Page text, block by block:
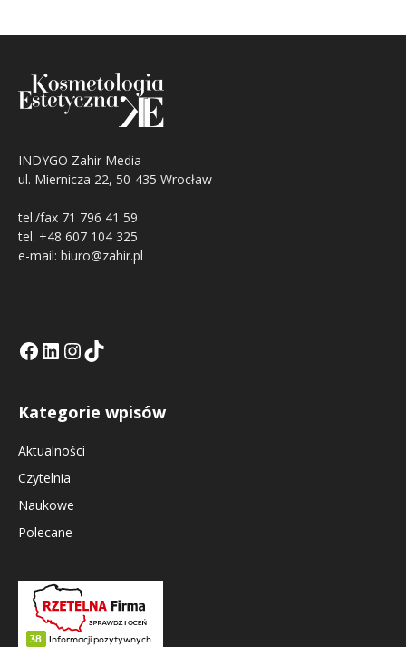
INDYGO Zahir Media
ul. Miernicza 22, 50-435 Wrocław
tel./fax 71 796 41 59
tel. +48 607 104 325
e-mail: biuro@zahir.pl
Facebook
LinkedIn
Tik Tok KEInstagramm KE
Kategorie wpisów
Aktualności
Czytelnia
Naukowe
Polecane